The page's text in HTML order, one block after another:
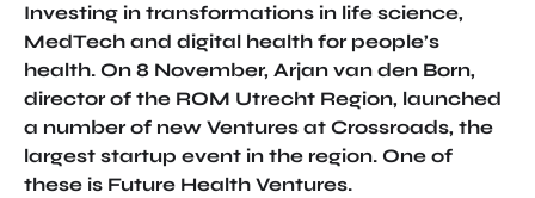
Investing in transformations in life science,
MedTech and digital health for people’s
health. On 8 November, Arjan van den Born,
director of the ROM Utrecht Region, launched
a number of new Ventures at Crossroads, the
largest startup event in the region. One of
these is Future Health Ventures.